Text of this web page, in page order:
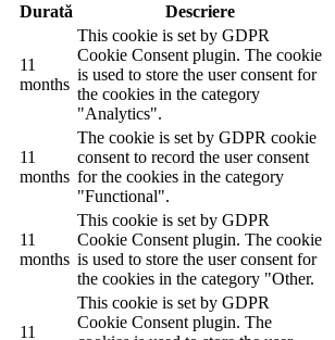
Durată Descriere
11
months
This cookie is set by GDPR
Cookie Consent plugin. The cookie
is used to store the user consent for
the cookies in the category
"Analytics".
11
months
The cookie is set by GDPR cookie
consent to record the user consent
for the cookies in the category
"Functional".
11
months
This cookie is set by GDPR
Cookie Consent plugin. The cookie
is used to store the user consent for
the cookies in the category "Other.
11
This cookie is set by GDPR
Cookie Consent plugin. The